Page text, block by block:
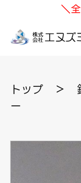
＼
トップ ＞
ー